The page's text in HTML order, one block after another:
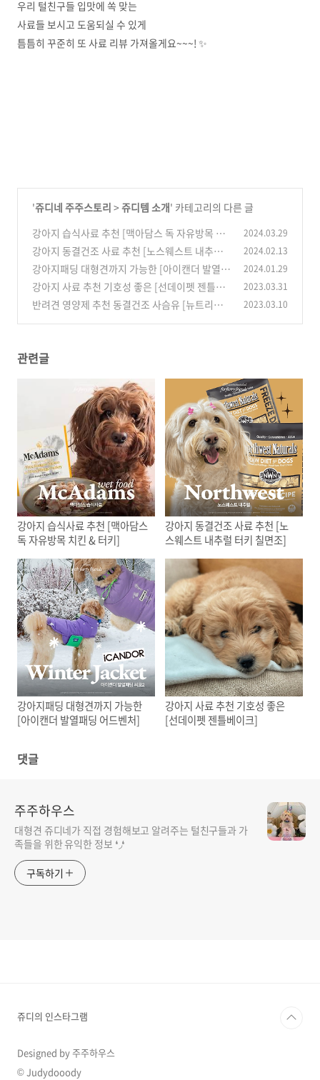
우리 털친구들 입맛에 쏙 맞는
사료들 보시고 도움되실 수 있게
틈틈히 꾸준히 또 사료 리뷰 가져올게요~~~! ✨
'쥬디네 주주스토리 >쥬디템 소개' 카테고리의 다른 글
강아지 습식사료 추천 [맥아담스 독 자유방목 치
킨 & 터키]
(2)
2024.03.29
강아지 동결건조 사료 추천 [노스웨스트 내추럴
터키 칠면조]
(0)
2024.02.13
강아지패딩 대형견까지 가능한 [아이캔더 발열패
딩 어드벤처] (0)
2024.01.29
강아지 사료 추천 기호성 좋은 [선데이펫 젠틀베
이크]
(0)
2023.03.31
반려견 영양제 추천 동결건조 사슴유 [뉴트리디
2023.03.10
관련글
강아지 습식사료 추천 [맥아담스
독 자유방목 치킨 & 터키]
강아지 동결건조 사료 추천 [노
스웨스트 내추럴 터키 칠면조]
강아지패딩 대형견까지 가능한
[아이캔더 발열패딩 어드벤처]
강아지 사료 추천 기호성 좋은
[선데이펫 젠틀베이크]
댓글
주주하우스
대형견 쥬디네가 직접 경험해보고 알려주는 털친구들과 가
족들을 위한 유익한 정보 ❛◞❛
구독하기
쥬디의 인스타그램
Designed by 주주하우스
© Judydooody